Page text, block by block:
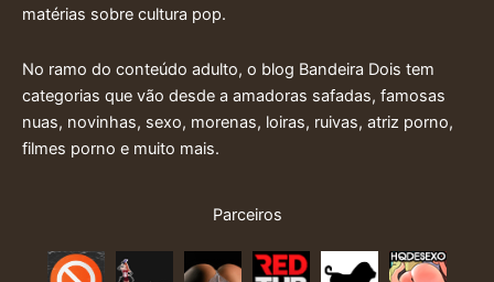
matérias sobre cultura pop.
No ramo do conteúdo adulto, o blog Bandeira Dois tem
categorias que vão desde a amadoras safadas, famosas
nuas, novinhas, sexo, morenas, loiras, ruivas, atriz porno,
filmes porno e muito mais.
Parceiros